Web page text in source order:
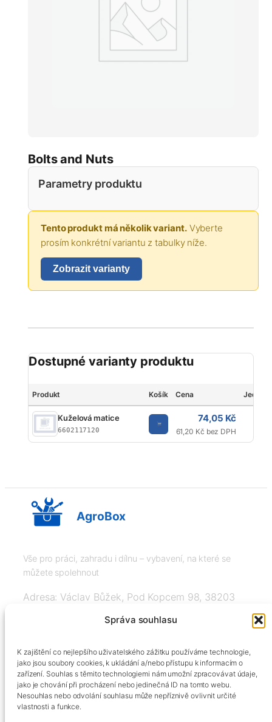
Správa souhlasu
K zajištění co nejlepšího uživatelského zážitku používáme technologie,
jako jsou soubory cookies, k ukládání a/nebo přístupu k informacím o
zařízení. Souhlas s těmito technologiemi nám umožní zpracovávat údaje,
jako je chování při procházení nebo jedinečná ID na tomto webu.
Nesouhlas nebo odvolání souhlasu může nepříznivě ovlivnit určité
vlastnosti a funkce.
Bolts and Nuts
Parametry produktu
Tento produkt má několik variant.Vyberte
prosím konkrétní variantu z tabulky níže.
Zobrazit varianty
Dostupné varianty produktu
Produkt Košík Cena
Kuželová matice
6602117120
74,05 Kč
61,20 Kč bez DPH
AgroBox
Vše pro práci, zahradu i dílnu – vybavení, na které se
můžete spolehnout
Adresa: Václav Bůžek, Pod Kopcem 98, 38203
+420606334248, info@agrobox.cz